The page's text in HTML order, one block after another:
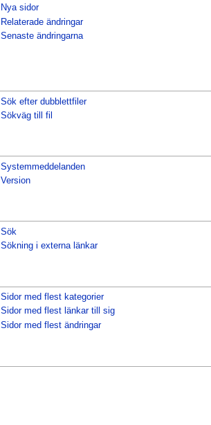
Nya sidor
Relaterade ändringar
Senaste ändringarna
Sök efter dubblettfiler
Sökväg till fil
Systemmeddelanden
Version
Sök
Sökning i externa länkar
Sidor med flest kategorier
Sidor med flest länkar till sig
Sidor med flest ändringar